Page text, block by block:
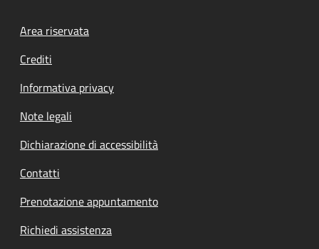
Footer menu
Area riservata
Crediti
Informativa privacy
Note legali
Dichiarazione di accessibilità
Contatti
Prenotazione appuntamento
Richiedi assistenza